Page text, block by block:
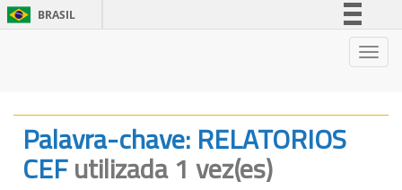
BRASIL
Legislação
Canais
Palavra-chave: RELATORIOS
CEFutilizada 1 vez(es)